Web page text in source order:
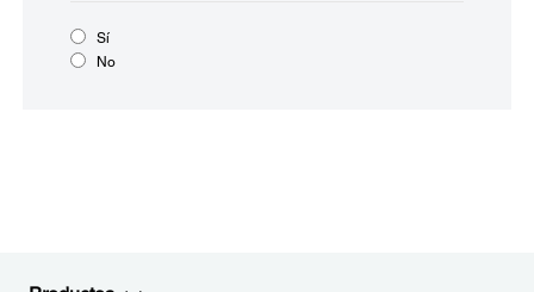
Sí
No